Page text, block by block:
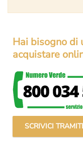
Hai bisogno di
acquistare
SCRIVICI